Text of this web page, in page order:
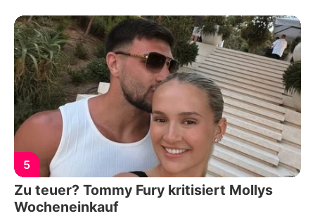
5
Zu teuer? Tommy Fury kritisiert Mollys
Wocheneinkauf